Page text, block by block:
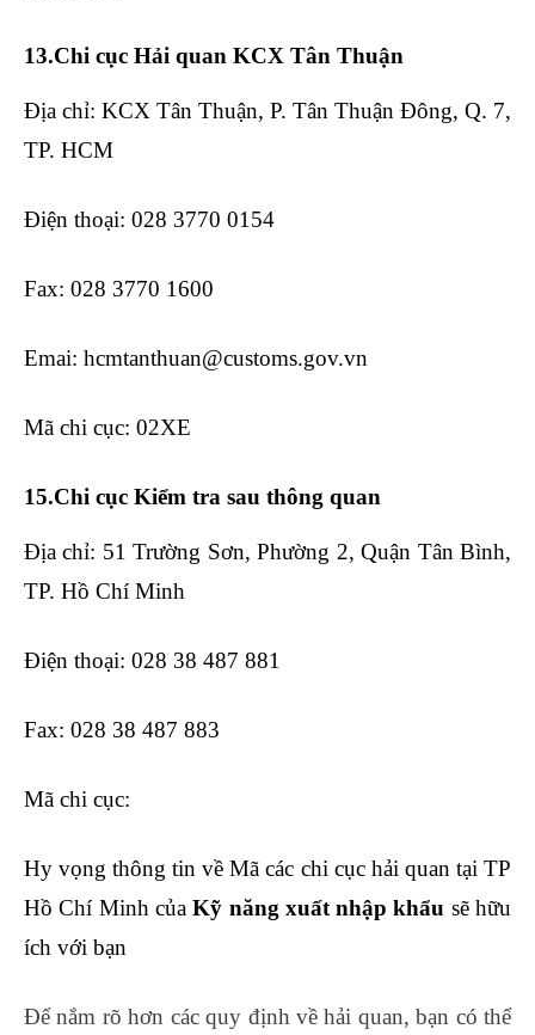
13.Chi cục Hải quan KCX Tân Thuận
Địa chỉ: KCX Tân Thuận, P. Tân Thuận Đông, Q. 7,
TP. HCM
Điện thoại: 028 3770 0154
Fax: 028 3770 1600
Emai: hcmtanthuan@customs.gov.vn
Mã chi cục: 02XE
15.Chi cục Kiểm tra sau thông quan
Địa chỉ: 51 Trường Sơn, Phường 2, Quận Tân Bình,
TP. Hồ Chí Minh
Điện thoại: 028 38 487 881
Fax: 028 38 487 883
Mã chi cục:
Hy vọng thông tin về Mã các chi cục hải quan tại TP
Hồ Chí Minh củaKỹ năng xuất nhập khẩu sẽ hữu
ích với bạn
Để nắm rõ hơn các quy định về hải quan, bạn có thể